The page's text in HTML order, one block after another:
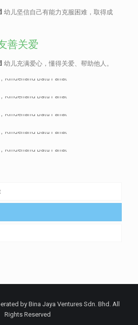
幼儿坚信自己有能力克服困难，取得成
善关爱
幼儿充满爱心，懂得关爱、帮助他人。
by Bina Jaya Ventures Sdn. Bhd. All
Rights Reserved